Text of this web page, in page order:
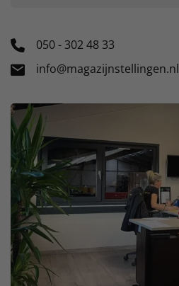
050 - 302 48 33
info@magazijnstellingen.nl